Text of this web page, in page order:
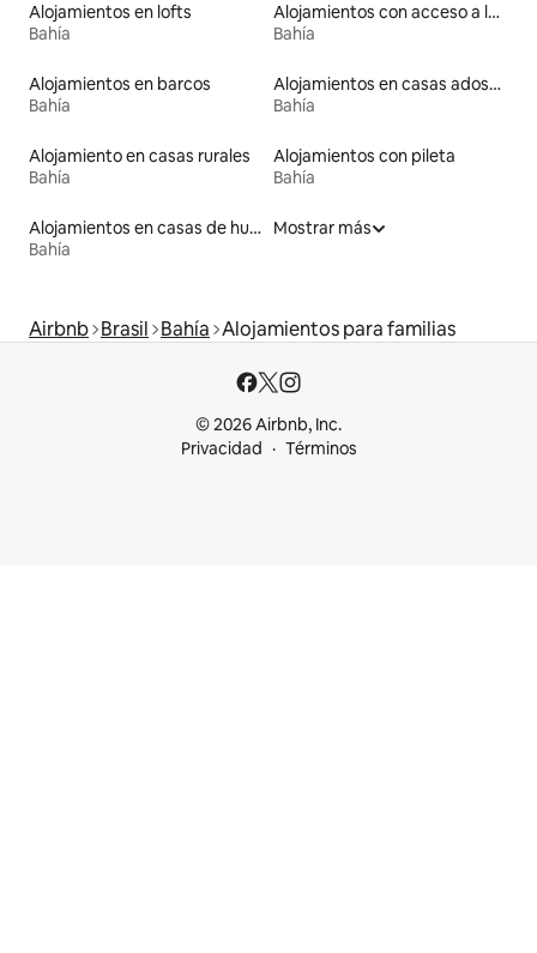
Alojamientos en lofts
Bahía
Alojamientos con acceso a las pistas de esquí
Bahía
Alojamientos en barcos
Bahía
Alojamientos en casas adosadas
Bahía
Alojamiento en casas rurales
Bahía
Alojamientos con pileta
Bahía
Alojamientos en casas de huéspedes
Bahía
Mostrar más
Airbnb Brasil Bahía Alojamientos para familias
© 2026 Airbnb, Inc.
Privacidad
Términos